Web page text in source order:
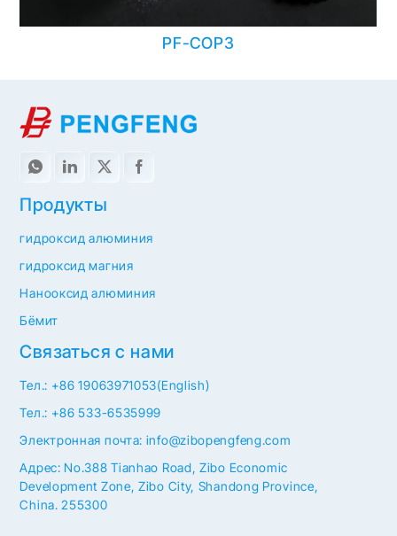
PF-COP3
Связаться с нами
Тел.: +86 19063971053(English)
Тел.: +86 533-6535999
Электронная почта: info@zibopengfeng.com
Адрес: No.388 Tianhao Road, Zibo Economic
Development Zone, Zibo City, Shandong Province,
China. 255300
Продукты
гидроксид алюминия
гидроксид магния
Нанооксид алюминия
Бёмит